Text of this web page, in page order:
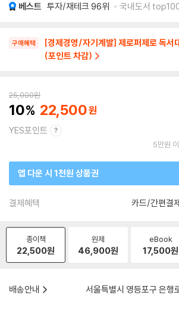
베스트 투자/재테크 96위 국내도서
구매혜택
[경제경영/자기계발] 제로퍼제로 독서
(포인트 차감)
25,000원
10 22,500
YES포인트
5만원
앱 다운 시 1천원 상품권
결제혜택 카드/간편결
종이책
22,500원
원제
46,900원
eBook
17,500원
배송안내
서울특별시 영등포구 은행